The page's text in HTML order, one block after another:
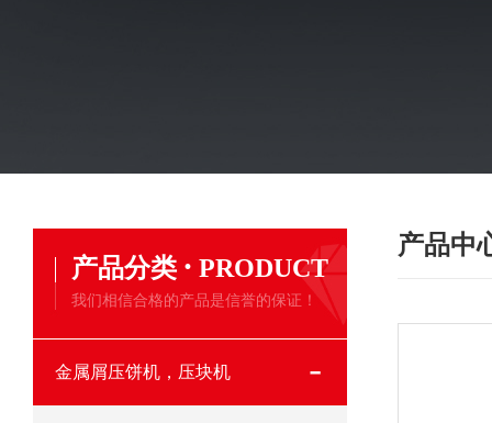
产品分类 · PRODUCT
我们相信合格的产品是信誉的保证！
金属屑压饼机，压块机
产品中